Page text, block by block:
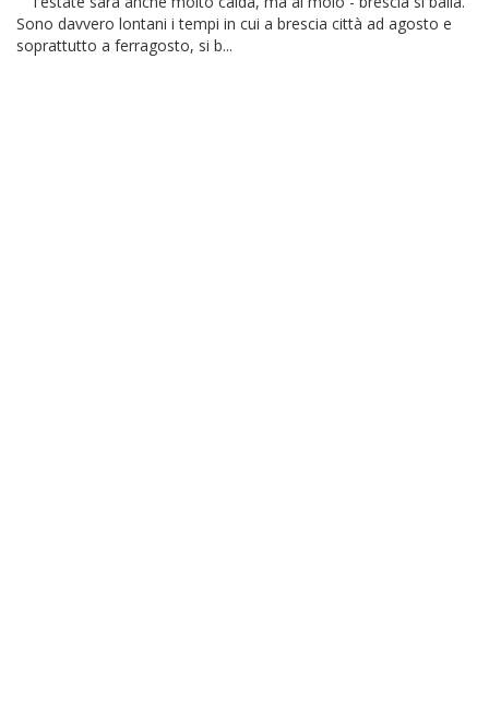
Sono davvero lontani i tempi in cui a brescia città ad agosto e
soprattutto a ferragosto, si b...